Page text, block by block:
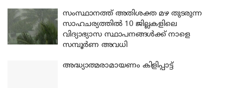
സംസ്ഥാനത്ത് അതിശക്ത മഴ തുടരുന്ന
സാഹചര്യത്തിൽ 10 ജില്ലകളിലെ
വിദ്യാഭ്യാസ സ്ഥാപനങ്ങൾക്ക് നാളെ
സമ്പൂർണ അവധി
അദ്ധ്യാത്മരാമായണം കിളിപ്പാട്ട്